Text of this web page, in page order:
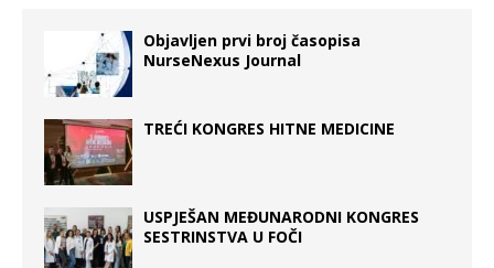
Objavljen prvi broj časopisa
NurseNexus Journal
TREĆI KONGRES HITNE MEDICINE
USPJEŠAN MEĐUNARODNI KONGRES
SESTRINSTVA U FOČI